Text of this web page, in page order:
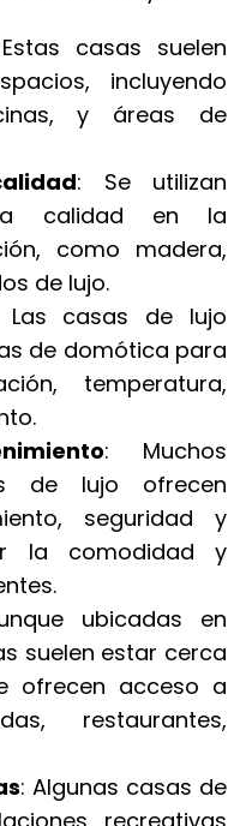
casas suelen
incluyendo
y áreas de
: Se utilizan
calidad en la
como madera,
de lujo.
Las casas de lujo
de domótica para
temperatura,
: Muchos
de lujo ofrecen
seguridad y
la comodidad y
ubicadas en
suelen estar cerca
ofrecen acceso a
restaurantes,
: Algunas casas de